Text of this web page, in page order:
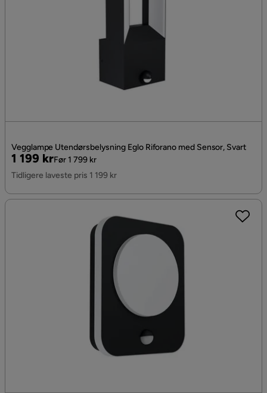
Vegglampe Utendørsbelysning Eglo Riforano med Sensor, Svart
Pris
1 199 kr
Original
Pris
Før 1 799 kr
Tidligere laveste pris 1 199 kr